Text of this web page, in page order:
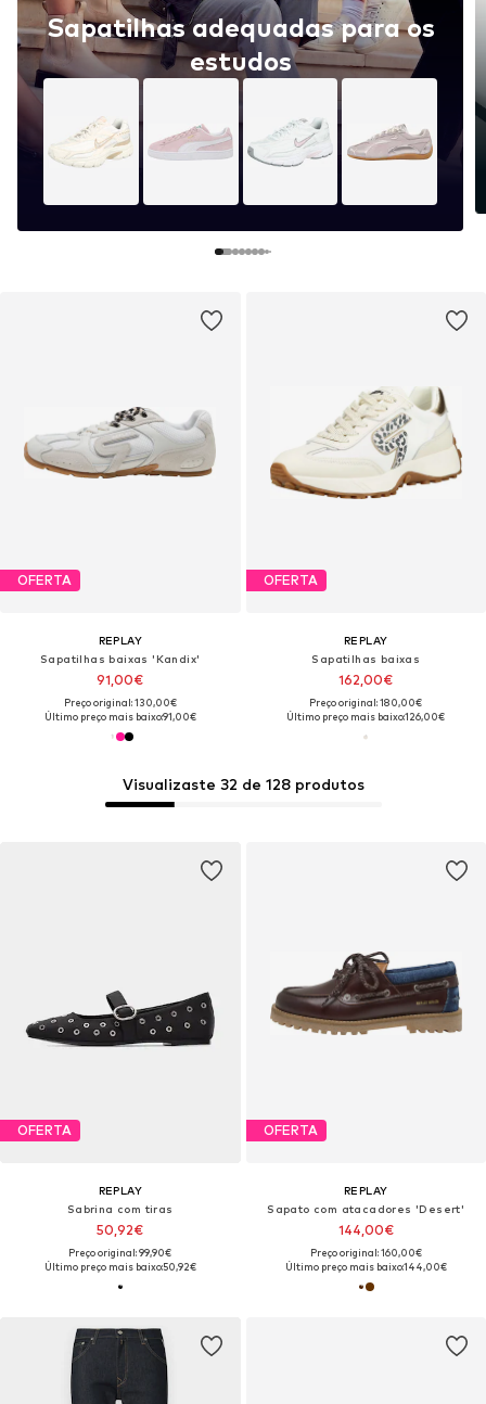
OFERTA
REPLAY
Sapatilhas baixas 'Kandix'
91,00€
Preço original: 130,00€
Último preço mais baixo:91,00€
Sapatilhas adequadas para os
estudos
OFERTA
REPLAY
Sapatilhas baixas
162,00€
Preço original: 180,00€
Último preço mais baixo:126,00€
OFERTA
REPLAY
Sabrina com tiras
50,92€
Preço original: 99,90€
Último preço mais baixo:50,92€
OFERTA
REPLAY
Sapato com atacadores 'Desert'
144,00€
Preço original: 160,00€
Último preço mais baixo:144,00€
Visualizaste 32 de 128 produtos